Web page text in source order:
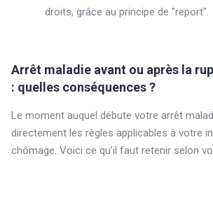
droits, grâce au principe de "report".
Arrêt maladie avant ou après la
: quelles conséquences ?
Le moment auquel débute votre arrêt
directement les règles applicables à votre
chômage. Voici ce qu’il faut retenir selon